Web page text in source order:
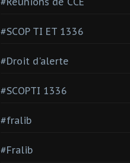
#SCOP TI ET 1336
#Droit d'alerte
#SCOPTI 1336
#fralib
#Fralib